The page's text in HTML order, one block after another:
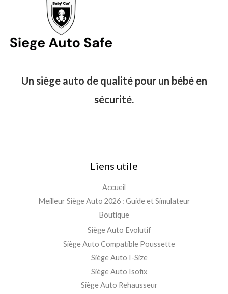
Un siège auto de qualité pour un bébé en
sécurité.
Liens utile
Accueil
Meilleur Siège Auto 2026 : Guide et Simulateur
Boutique
Siège Auto Evolutif
Siège Auto Compatible Poussette
Siège Auto I-Size
Siège Auto Isofix
Siège Auto Rehausseur